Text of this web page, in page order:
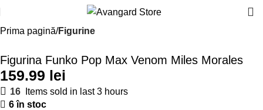
Prima pagină Figurine
Figurina Funko Pop Max Venom Miles Morales
lei
16
Items sold in last 3 hours
6 în stoc